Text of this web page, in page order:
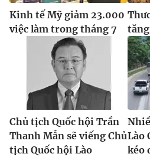
Kinh tế Mỹ giảm 23.000
việc làm trong tháng 7
Chủ tịch Quốc hội Trần
Thanh Mẫn sẽ viếng Chủ
tịch Quốc hội Lào
Lào
kéo